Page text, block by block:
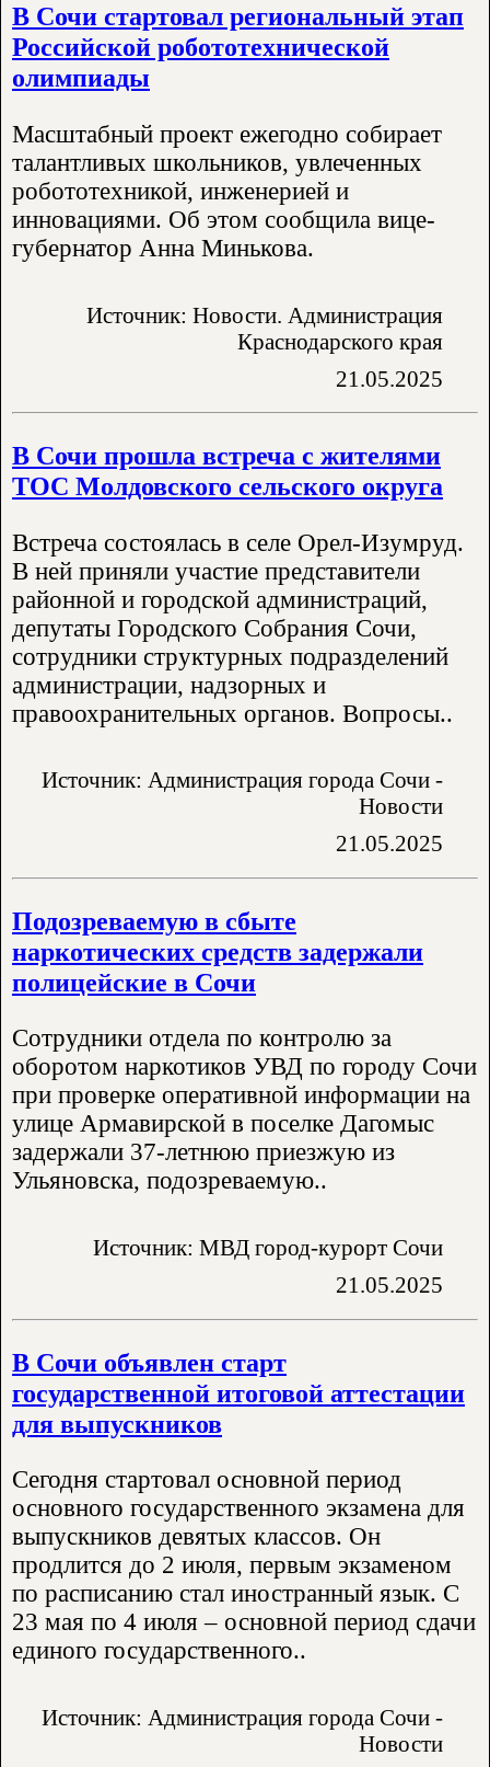
В Сочи стартовал региональный этап
Российской робототехнической
олимпиады
Масштабный проект ежегодно собирает
талантливых школьников, увлеченных
робототехникой, инженерией и
инновациями. Об этом сообщила вице-
губернатор Анна Минькова.
Источник: Новости. Администрация
Краснодарского края
21.05.2025
В Сочи прошла встреча с жителями
ТОС Молдовского сельского округа
Встреча состоялась в селе Орел-Изумруд.
В ней приняли участие представители
районной и городской администраций,
депутаты Городского Собрания Сочи,
сотрудники структурных подразделений
администрации, надзорных и
правоохранительных органов. Вопросы..
Источник: Администрация города Сочи -
Новости
21.05.2025
Подозреваемую в сбыте
наркотических средств задержали
полицейские в Сочи
Сотрудники отдела по контролю за
оборотом наркотиков УВД по городу Сочи
при проверке оперативной информации на
улице Армавирской в поселке Дагомыс
задержали 37-летнюю приезжую из
Ульяновска, подозреваемую..
Источник: МВД город-курорт Сочи
21.05.2025
В Сочи объявлен старт
государственной итоговой аттестации
для выпускников
Сегодня стартовал основной период
основного государственного экзамена для
выпускников девятых классов. Он
продлится до 2 июля, первым экзаменом
по расписанию стал иностранный язык. С
23 мая по 4 июля – основной период сдачи
единого государственного..
Источник: Администрация города Сочи -
Новости